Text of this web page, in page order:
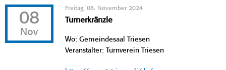
08
Nov
Freitag, 08. November 2024
Turnerkränzle
Wo: Gemeindesaal Triesen
Veranstalter: Turnverein Triesen